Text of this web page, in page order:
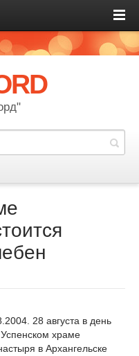
28 августа в день
храме
в Архангельске